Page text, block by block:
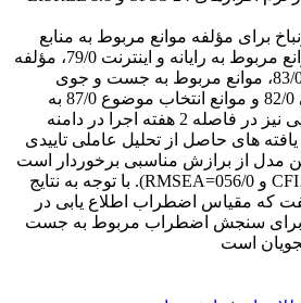
برای مؤلفه موانع مربوط به منابع
اطلاعاتی 85/0، مؤلفه موانع مربوط به رایانه و اینترنت 79/0، مؤلفه
موانع مربوط به کتابخانه 83/0، موانع مربوط به جست و جوی
اطلاعات 80/0، موانع فنی 82/0 و موانع انتخاب موضوع 87/0 به
دست آمد. اعتبار باز آزمایی نیز در فاصله 2 هفته اجرا در دامنه
آمد. یافته های حاصل از تحلیل عاملی تاییدی
مدل از برازش مناسبی برخوردار است
(93/0=CFI، 96=GFI، 91=NFI و 056/0=RMSEA). با توجه به نتایج
که مقیاس اضطراب اطلاع یابی در
برای سنجش اضطراب مربوط به جست
است